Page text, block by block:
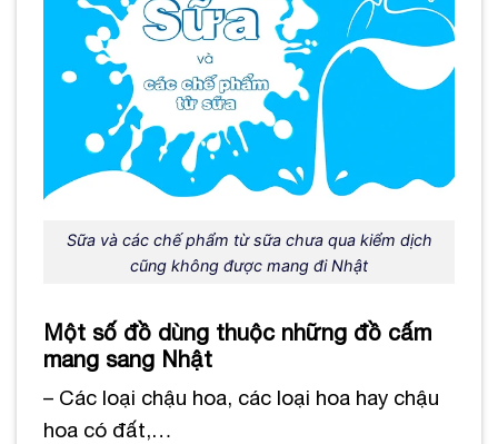
Sữa và các chế phẩm từ sữa chưa qua kiểm dịch
cũng không được mang đi Nhật
Một số đồ dùng thuộc những đồ cấm
mang sang Nhật
– Các loại chậu hoa, các loại hoa hay chậu
hoa có đất,…